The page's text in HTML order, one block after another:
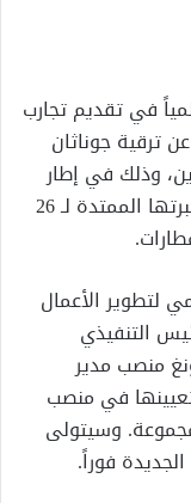
في تقديم تجارب
ترقية جوناثان
وذلك في إطار
سعيها الحثيث لتعزيز مكانتها الرائدة وخبرتها الممتدة لـ 26
لتطوير الأعمال
التنفيذي
منصب مدير
تعيينها في منصب
وسيتولى
فوراً.